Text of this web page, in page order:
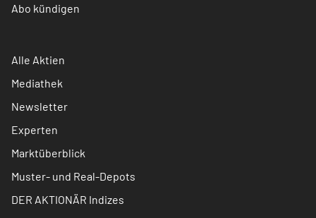
Abo kündigen
Alle Aktien
Mediathek
Newsletter
Experten
Marktüberblick
Muster- und Real-Depots
DER AKTIONÄR Indizes